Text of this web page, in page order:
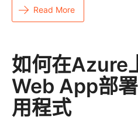
Read More
如何在Azure
Web App部
用程式